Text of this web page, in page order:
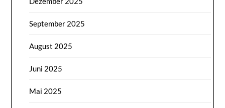
September 2025
August 2025
Juni 2025
Mai 2025